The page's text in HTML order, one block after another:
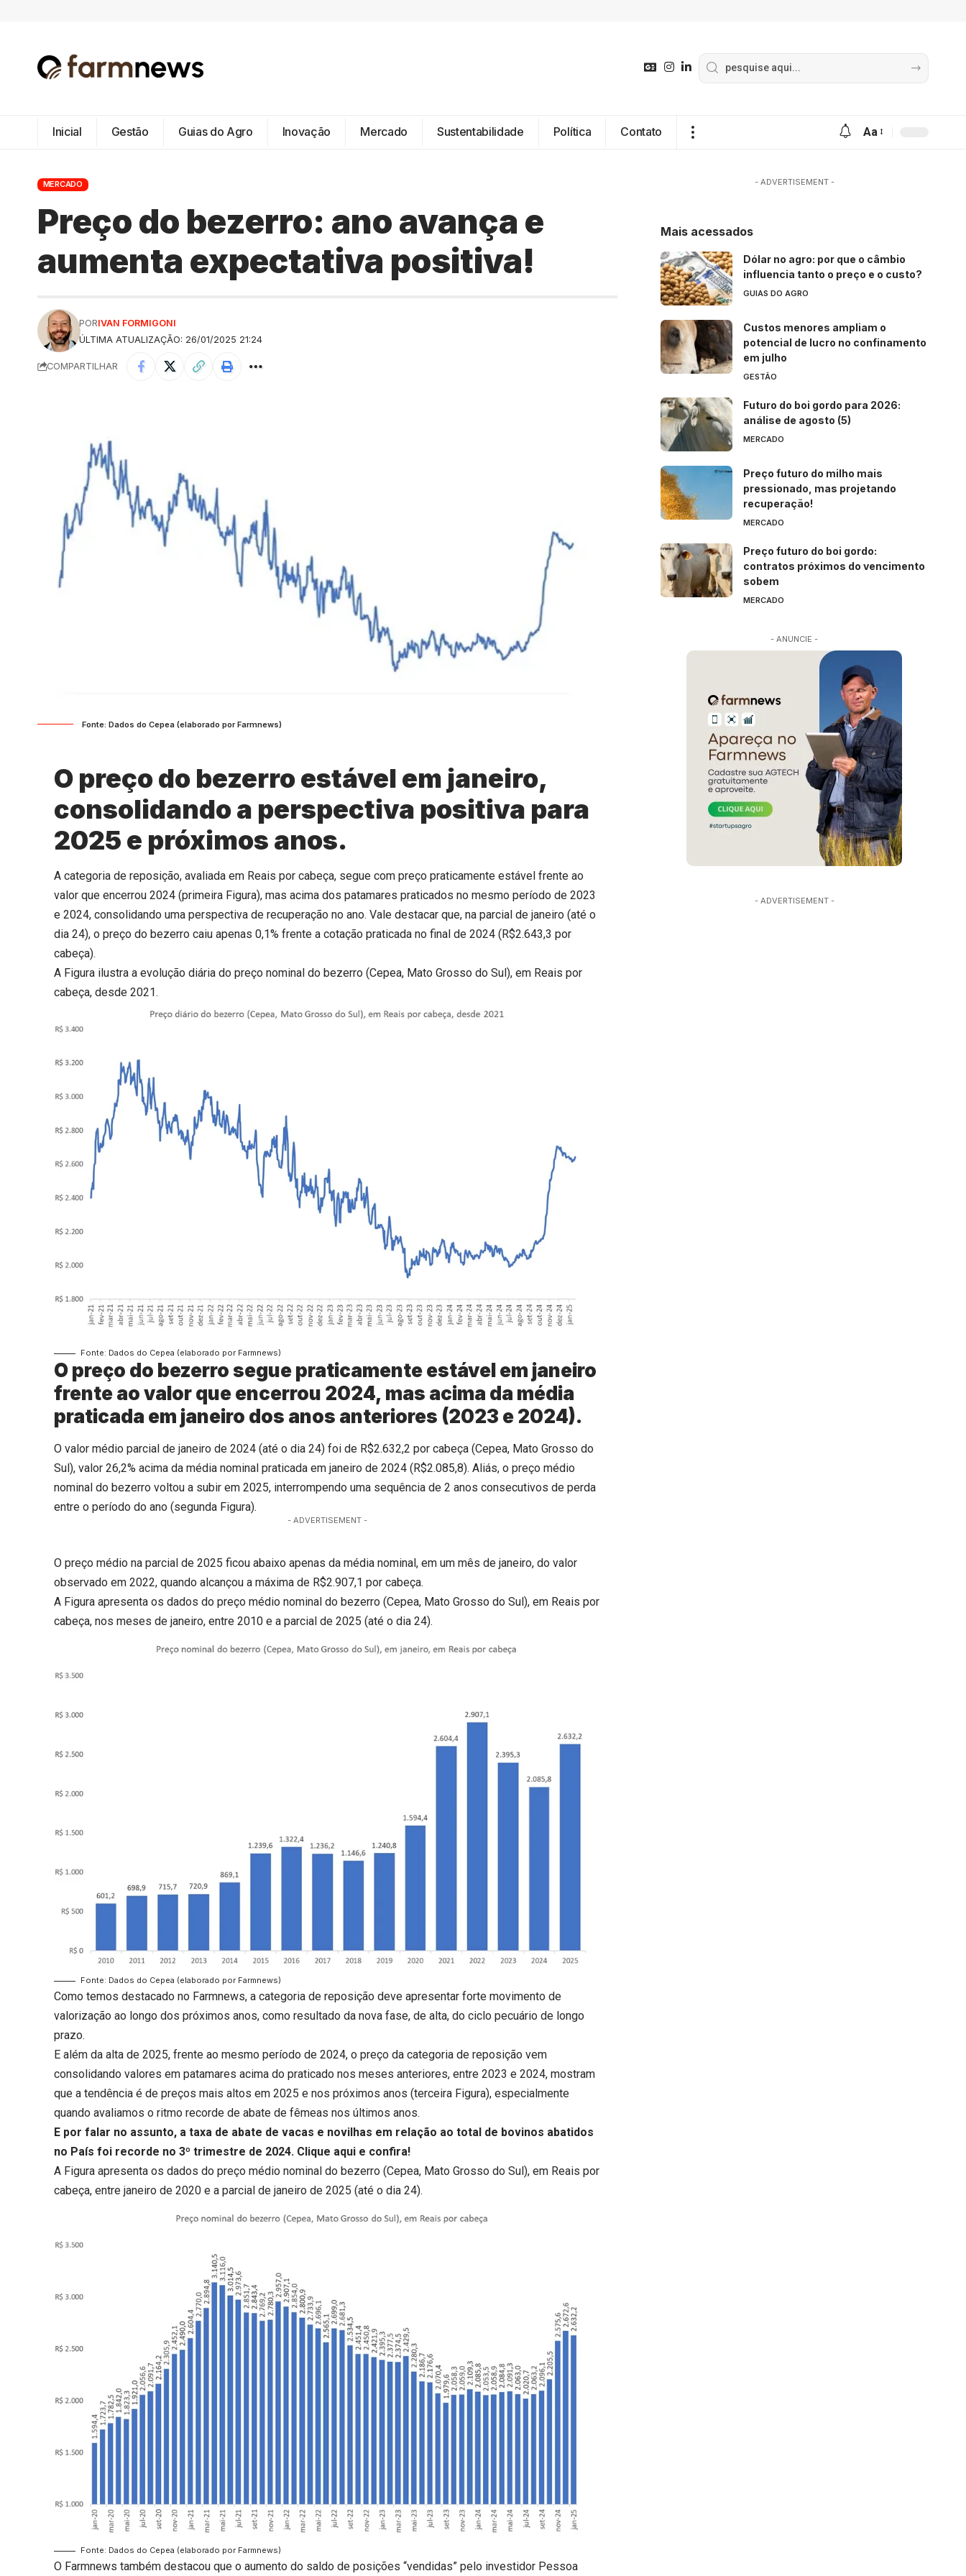
Inicial Gestão Guias do Agro Inovação Mercado Sustentabilidade Política Contato Aa
MERCADO
Preço do bezerro: ano avança e
aumenta expectativa positiva!
ÚLTIMA ATUALIZAÇÃO: 26/01/2025 21:24
PORIVAN FORMIGONI
COMPARTILHAR
Fonte: Dados do Cepea (elaborado por Farmnews)
O preço do bezerro estável em janeiro,
consolidando a perspectiva positiva para
2025 e próximos anos.
A categoria de reposição, avaliada em Reais por cabeça, segue com preço praticamente estável frente ao
valor que encerrou 2024 (primeira Figura), mas acima dos patamares praticados no mesmo período de 2023
e 2024, consolidando uma perspectiva de recuperação no ano. Vale destacar que, na parcial de janeiro (até o
dia 24), o preço do bezerro caiu apenas 0,1% frente a cotação praticada no final de 2024 (R$2.643,3 por
cabeça).
A Figura ilustra a evolução diária do preço nominal do bezerro (Cepea, Mato Grosso do Sul), em Reais por
cabeça, desde 2021.
Fonte: Dados do Cepea (elaborado por Farmnews)
O preço do bezerro segue praticamente estável em janeiro
frente ao valor que encerrou 2024, mas acima da média
praticada em janeiro dos anos anteriores (2023 e 2024).
O valor médio parcial de janeiro de 2024 (até o dia 24) foi de R$2.632,2 por cabeça (Cepea, Mato Grosso do
Sul), valor 26,2% acima da média nominal praticada em janeiro de 2024 (R$2.085,8). Aliás, o preço médio
nominal do bezerro voltou a subir em 2025, interrompendo uma sequência de 2 anos consecutivos de perda
entre o período do ano (segunda Figura).
- ADVERTISEMENT -
O preço médio na parcial de 2025 ficou abaixo apenas da média nominal, em um mês de janeiro, do valor
observado em 2022, quando alcançou a máxima de R$2.907,1 por cabeça.
A Figura apresenta os dados do preço médio nominal do bezerro (Cepea, Mato Grosso do Sul), em Reais por
cabeça, nos meses de janeiro, entre 2010 e a parcial de 2025 (até o dia 24).
Fonte: Dados do Cepea (elaborado por Farmnews)
Como temos destacado no Farmnews, a categoria de reposição deve apresentar forte movimento de
valorização ao longo dos próximos anos, como resultado da nova fase, de alta, do ciclo pecuário de longo
prazo.
E além da alta de 2025, frente ao mesmo período de 2024, o preço da categoria de reposição vem
consolidando valores em patamares acima do praticado nos meses anteriores, entre 2023 e 2024, mostram
que a tendência é de preços mais altos em 2025 e nos próximos anos (terceira Figura), especialmente
quando avaliamos o ritmo recorde de abate de fêmeas nos últimos anos.
E por falar no assunto, a taxa de abate de vacas e novilhas em relação ao total de bovinos abatidos
no País foi recorde no 3º trimestre de 2024. Clique aqui e confira!
A Figura apresenta os dados do preço médio nominal do bezerro (Cepea, Mato Grosso do Sul), em Reais por
cabeça, entre janeiro de 2020 e a parcial de janeiro de 2025 (até o dia 24).
Fonte: Dados do Cepea (elaborado por Farmnews)
O Farmnews também destacou que o aumento do saldo de posições “vendidas” pelo investidor Pessoa
- ADVERTISEMENT -
Mais acessados
Dólar no agro: por que o câmbio
influencia tanto o preço e o custo?
GUIAS DO AGRO
Custos menores ampliam o
potencial de lucro no confinamento
em julho
GESTÃO
Futuro do boi gordo para 2026:
análise de agosto (5)
MERCADO
Preço futuro do milho mais
pressionado, mas projetando
recuperação!
MERCADO
Preço futuro do boi gordo:
contratos próximos do vencimento
sobem
MERCADO
- ANUNCIE -
- ADVERTISEMENT -